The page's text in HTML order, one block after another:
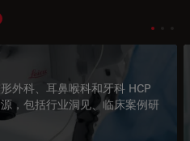
subnavigation
外科、耳鼻喉科和牙科 HCP
，包括行业洞见、临床案例研